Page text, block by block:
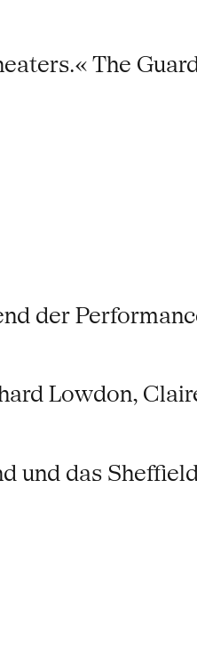
The
der
Lowdon,
und das